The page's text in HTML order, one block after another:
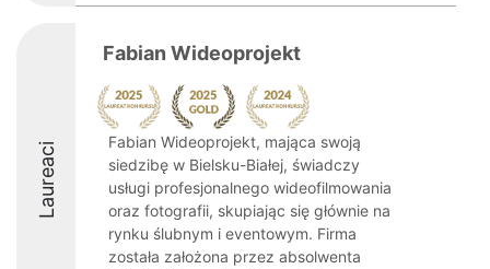
Laureaci
Fabian Wideoprojekt
Fabian Wideoprojekt, mająca swoją
siedzibę w Bielsku-Białej, świadczy
usługi profesjonalnego wideofilmowania
oraz fotografii, skupiając się głównie na
rynku ślubnym i eventowym. Firma
została założona przez absolwenta